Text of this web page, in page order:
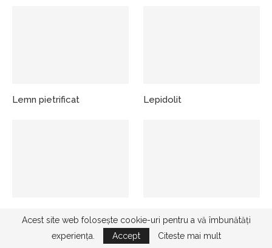
Lemn pietrificat Lepidolit
Acest site web folosește cookie-uri pentru a vă îmbunătăți
experiența.
Accept Citeste mai mult